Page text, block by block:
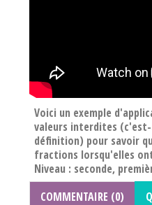
Voici un exemple
valeurs interdites
définition) pour savoir
fractions lorsqu'elles
Niveau : seconde,
COMMENTAIRE (0)